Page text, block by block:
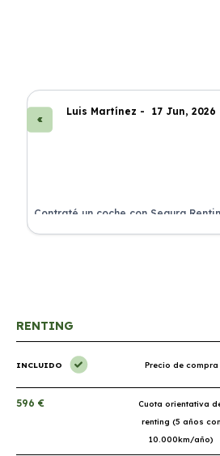
Luis Martínez - 17 Jun, 2026
Contraté un coche con Segura
experiencia fantástica. Todo
RENTING
INCLUIDO Precio de compra
596 €
Cuota orientativa
renting (5 años con
10.000km/año)